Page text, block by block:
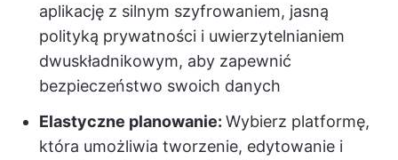
aplikację z silnym szyfrowaniem, jasną
polityką prywatności i uwierzytelnianiem
dwuskładnikowym, aby zapewnić
bezpieczeństwo swoich danych
Elastyczne planowanie: Wybierz platformę,
która umożliwia tworzenie, edytowanie i